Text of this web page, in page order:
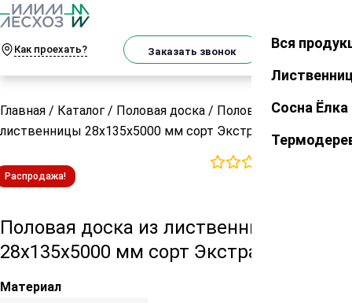
Как проехать? Заказать звонок Закрыть
Вся
Сосна Ёлка
Главная / Каталог / Половая доска / Половая доска из
лиственницы 28х135х5000 мм сорт Экстра
Распродажа!
Половая доска из лиственницы
28х135х5000 мм сорт Экстра
Материал